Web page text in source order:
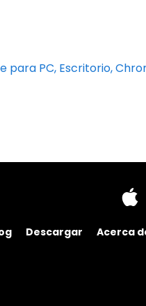
para PC, Escritorio,
Descargar Acerca